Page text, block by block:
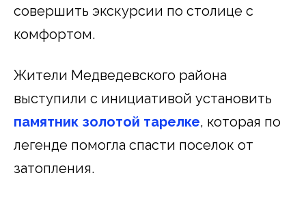
совершить экскурсии по столице с
комфортом.
Жители Медведевского района
выступили с инициативой установить
памятник золотой тарелке, которая по
легенде помогла спасти поселок от
затопления.